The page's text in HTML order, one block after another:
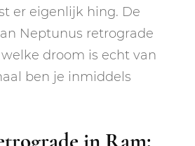
er eigenlijk hing. De
Neptunus retrograde
droom is echt van
ben je inmiddels